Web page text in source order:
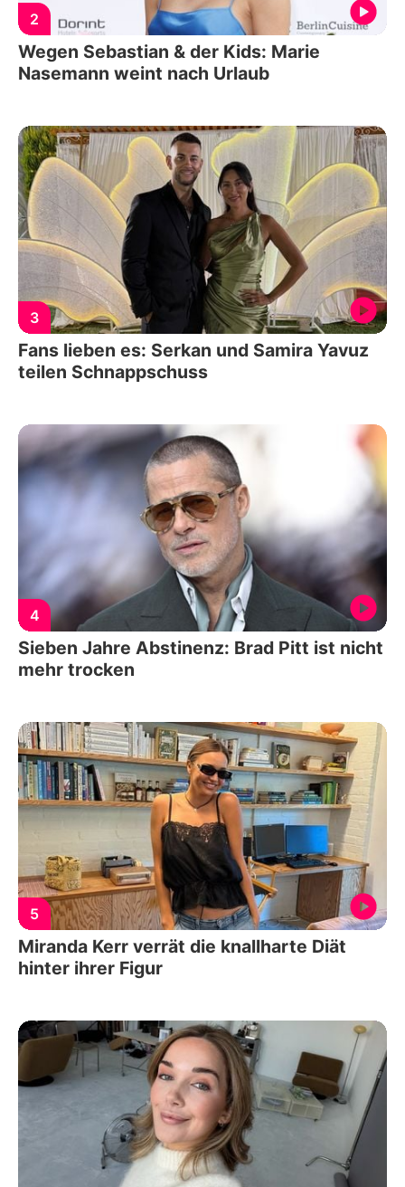
2
Wegen Sebastian & der Kids: Marie
Nasemann weint nach Urlaub
3
Fans lieben es: Serkan und Samira Yavuz
teilen Schnappschuss
4
Sieben Jahre Abstinenz: Brad Pitt ist nicht
mehr trocken
5
Miranda Kerr verrät die knallharte Diät
hinter ihrer Figur